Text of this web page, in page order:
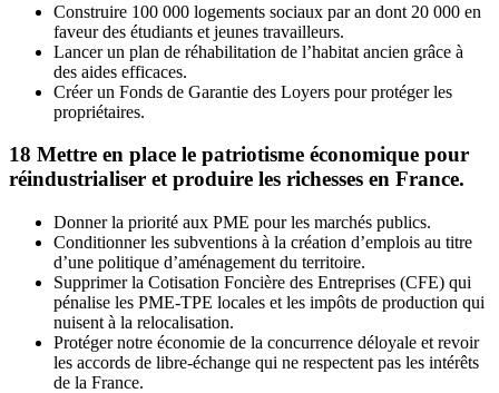
Construire 100 000 logements sociaux par an dont 20 000 en
faveur des étudiants et jeunes travailleurs.
Lancer un plan de réhabilitation de l’habitat ancien grâce à
des aides efficaces.
Créer un Fonds de Garantie des Loyers pour protéger les
propriétaires.
18 Mettre en place le patriotisme économique pour
réindustrialiser et produire les richesses en France.
Donner la priorité aux PME pour les marchés publics.
Conditionner les subventions à la création d’emplois au titre
d’une politique d’aménagement du territoire.
Supprimer la Cotisation Foncière des Entreprises (CFE) qui
pénalise les PME-TPE locales et les impôts de production qui
nuisent à la relocalisation.
Protéger notre économie de la concurrence déloyale et revoir
les accords de libre-échange qui ne respectent pas les intérêts
de la France.